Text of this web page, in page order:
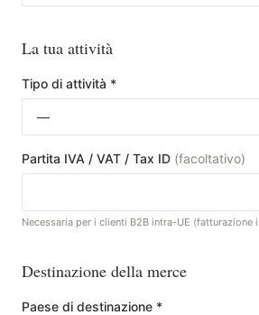
La tua attività
Tipo di attività *
Partita IVA / VAT / Tax ID (facoltativo)
Necessaria per i clienti B2B intra-UE (fatturazione
Destinazione della merce
Paese di destinazione *